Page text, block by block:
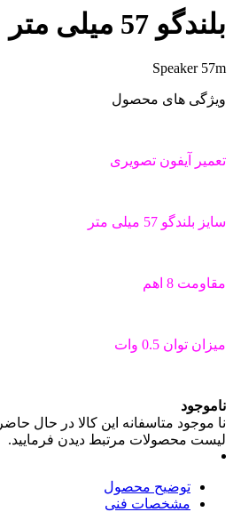
بلندگو 57 میلی متر
Speaker 57m
ویژگی های محصول
تعمیر آیفون تصویری
سایز بلندگو 57 میلی متر
مقاومت 8 اهم
میزان توان 0.5 وات
ناموجود
نا موجود متاسفانه این کالا در حال
لیست محصولات مرتبط دیدن فرمایید.
توضیح محصول
مشخصات فنی